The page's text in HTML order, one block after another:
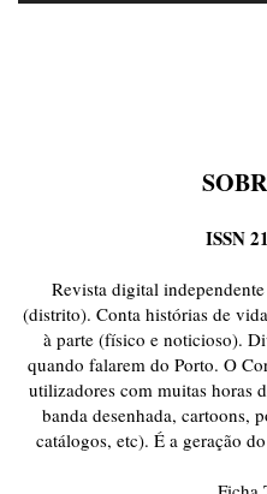
ISSN
Revista digital
(distrito). Conta histórias de
à parte (físico e noticioso).
quando falarem do Porto. O
utilizadores com muitas horas
banda desenhada, cartoons,
catálogos, etc). É a geração